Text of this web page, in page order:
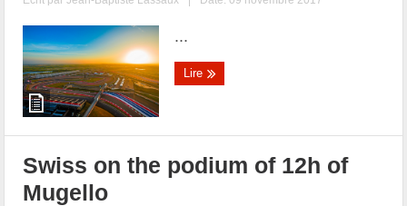
...
Lire
Swiss on the podium of 12h of
Mugello